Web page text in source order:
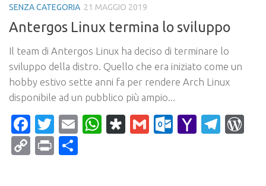
SENZA CATEGORIA 21 MAGGIO 2019
Antergos Linux termina lo sviluppo
Il team di Antergos Linux ha deciso di terminare lo
sviluppo della distro. Quello che era iniziato come un
hobby estivo sette anni fa per rendere Arch Linux
disponibile ad un pubblico più ampio...
Facebook
Twitter
EmailWhatsApp
Diaspora
Gmail Yahoo
CopyPrint